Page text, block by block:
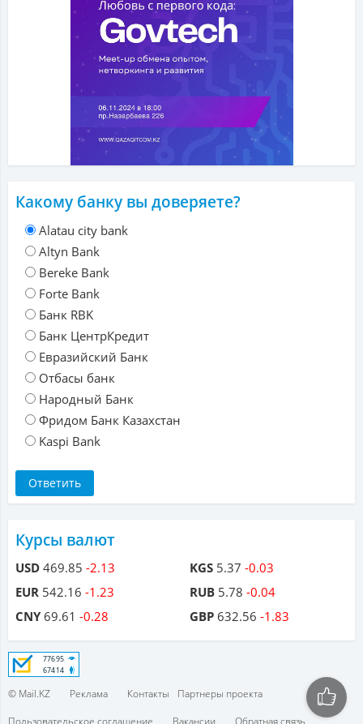
Какому банку вы доверяете?
Alatau city bank
Altyn Bank
Bereke Bank
Forte Bank
Банк RBK
Банк ЦентрКредит
Евразийский Банк
Отбасы банк
Народный Банк
Фридом Банк Казахстан
Kaspi Bank
Курсы валют
USD 469.85 -2.13
EUR 542.16 -1.23
CNY69.61 -0.28
KGS 5.37 -0.03
RUB 5.78 -0.04
GBP 632.56 -1.83
© Mail.KZ Реклама Контакты
Партнеры проекта